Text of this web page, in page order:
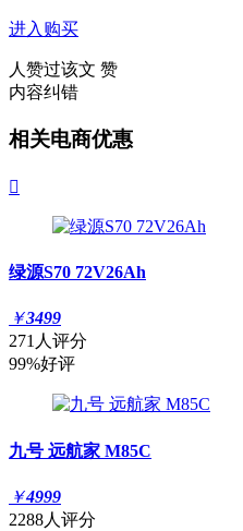
进入购买
人赞过该文 赞
内容纠错
相关电商优惠

绿源S70 72V26Ah
￥3499
271人评分
99%好评
九号 远航家 M85C
￥4999
2288人评分